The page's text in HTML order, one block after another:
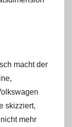
macht der
skizziert,
mehr